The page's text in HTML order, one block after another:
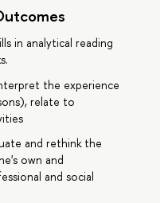
in analytical reading
the experience
relate to
and rethink the
own and
and social